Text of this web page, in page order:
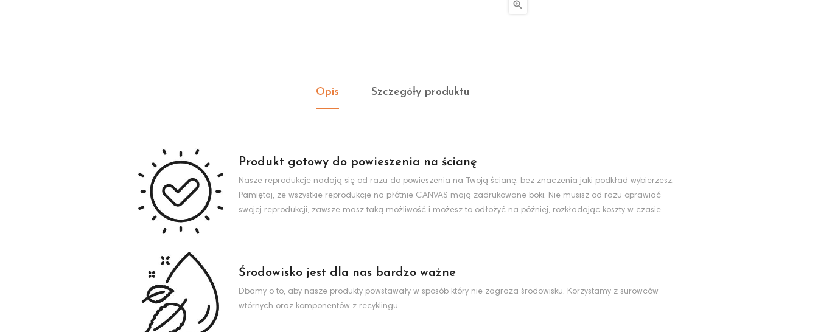

Opis Szczegóły produktu
Produkt gotowy do powieszenia na ścianę
Nasze reprodukcje nadają się od razu do powieszenia na Twoją ścianę, bez znaczenia jaki podkład wybierzesz.
Pamiętaj, że wszystkie reprodukcje na płótnie CANVAS mają zadrukowane boki. Nie musisz od razu oprawiać
swojej reprodukcji, zawsze masz taką możliwość i możesz to odłożyć na później, rozkładając koszty w czasie.
Środowisko jest dla nas bardzo ważne
Dbamy o to, aby nasze produkty powstawały w sposób który nie zagraża środowisku. Korzystamy z surowców
wtórnych oraz komponentów z recyklingu.